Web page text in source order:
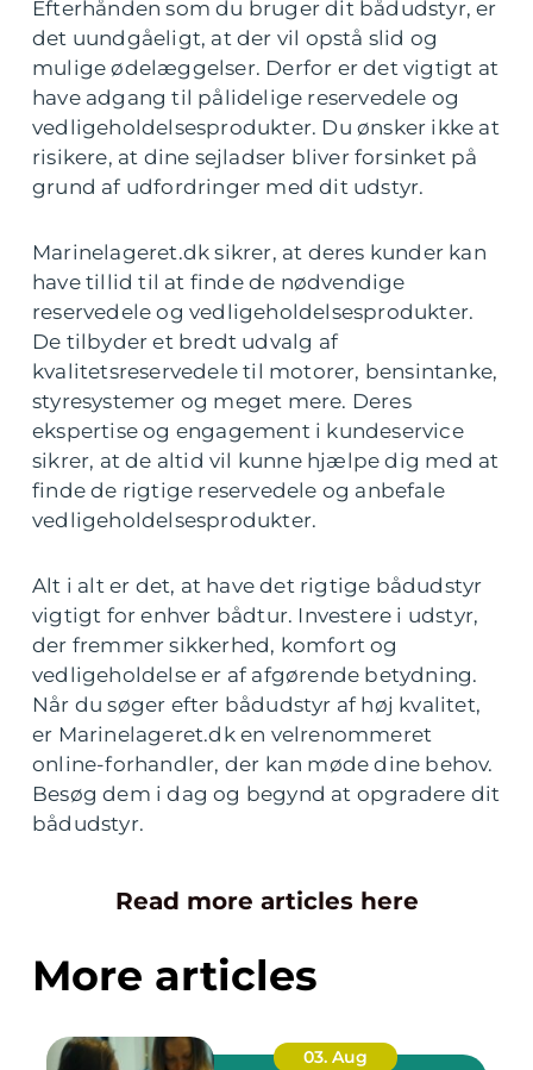
Efterhånden som du bruger dit bådudstyr, er
det uundgåeligt, at der vil opstå slid og
mulige ødelæggelser. Derfor er det vigtigt at
have adgang til pålidelige reservedele og
vedligeholdelsesprodukter. Du ønsker ikke at
risikere, at dine sejladser bliver forsinket på
grund af udfordringer med dit udstyr.
Marinelageret.dk sikrer, at deres kunder kan
have tillid til at finde de nødvendige
reservedele og vedligeholdelsesprodukter.
De tilbyder et bredt udvalg af
kvalitetsreservedele til motorer, bensintanke,
styresystemer og meget mere. Deres
ekspertise og engagement i kundeservice
sikrer, at de altid vil kunne hjælpe dig med at
finde de rigtige reservedele og anbefale
vedligeholdelsesprodukter.
Alt i alt er det, at have det rigtige bådudstyr
vigtigt for enhver bådtur. Investere i udstyr,
der fremmer sikkerhed, komfort og
vedligeholdelse er af afgørende betydning.
Når du søger efter bådudstyr af høj kvalitet,
er Marinelageret.dk en velrenommeret
online-forhandler, der kan møde dine behov.
Besøg dem i dag og begynd at opgradere dit
bådudstyr.
Read more articles here
More articles
03. Aug